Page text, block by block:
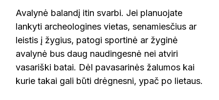
Avalynė balandį itin svarbi. Jei planuojate
lankyti archeologines vietas, senamiesčius ar
leistis į žygius, patogi sportinė ar žyginė
avalynė bus daug naudingesnė nei atviri
vasariški batai. Dėl pavasarinės žalumos kai
kurie takai gali būti drėgnesni, ypač po lietaus.